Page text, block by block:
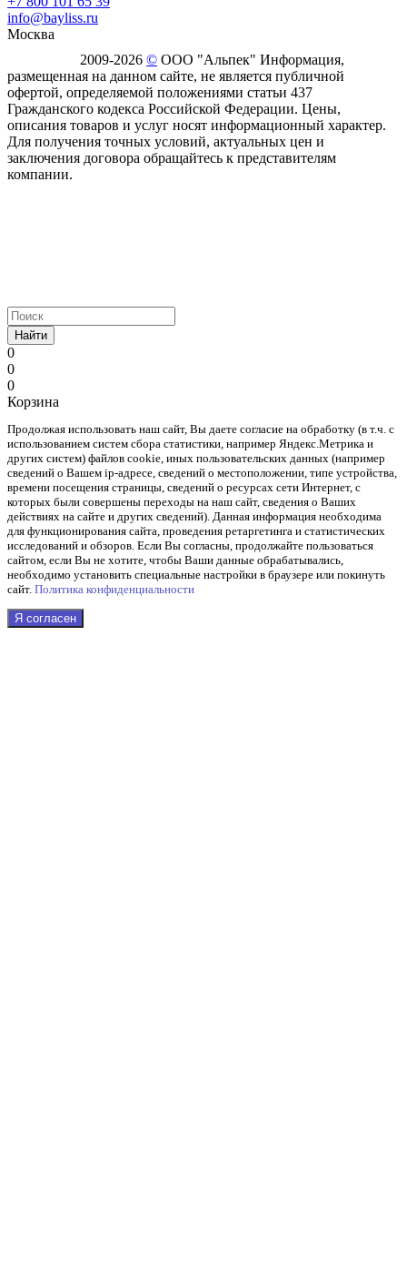
info@bayliss.ru
Москва
2009-2026 © ООО "Альпек" Информация,
размещенная на данном сайте, не является публичной
офертой, определяемой положениями статьи 437
Гражданского кодекса Российской Федерации. Цены,
описания товаров и услуг носят информационный характер.
Для получения точных условий, актуальных цен и
заключения договора обращайтесь к представителям
компании.
Найти
0
0
0
Корзина
Продолжая использовать наш cайт, Вы даете согласие на обработку (в т.ч. с
использованием систем сбора статистики, например Яндекс.Метрика и
других систем) файлов cookie, иных пользовательских данных (например
сведений о Вашем ip-адресе, сведений о местоположении, типе устройства,
времени посещения страницы, сведений о ресурсах сети Интернет, с
которых были совершены переходы на наш сайт, сведения о Ваших
действиях на сайте и других сведений). Данная информация необходима
для функционирования сайта, проведения ретаргетинга и статистических
исследований и обзоров. Если Вы согласны, продолжайте пользоваться
сайтом, если Вы не хотите, чтобы Ваши данные обрабатывались,
необходимо установить специальные настройки в браузере или покинуть
сайт. Политика конфиденциальности
Я согласен